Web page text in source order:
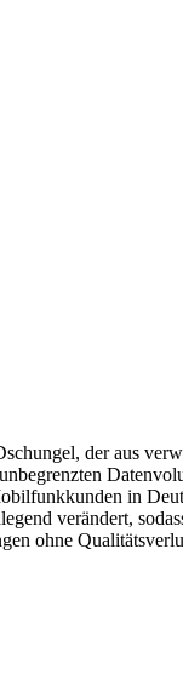
der aus
in
verändert,
ohne